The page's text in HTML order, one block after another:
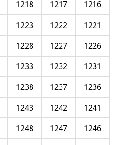
1216
1217
1218
1221
1222
1223
1226
1227
1228
1231
1232
1233
1236
1237
1238
1241
1242
1243
1246
1247
1248